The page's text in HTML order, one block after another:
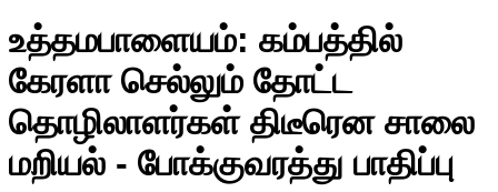
உத்தமபாளையம்: கம்பத்தில்
கேரளா செல்லும் தோட்ட
தொழிலாளர்கள் திடீரென சாலை
மறியல் - போக்குவரத்து பாதிப்பு